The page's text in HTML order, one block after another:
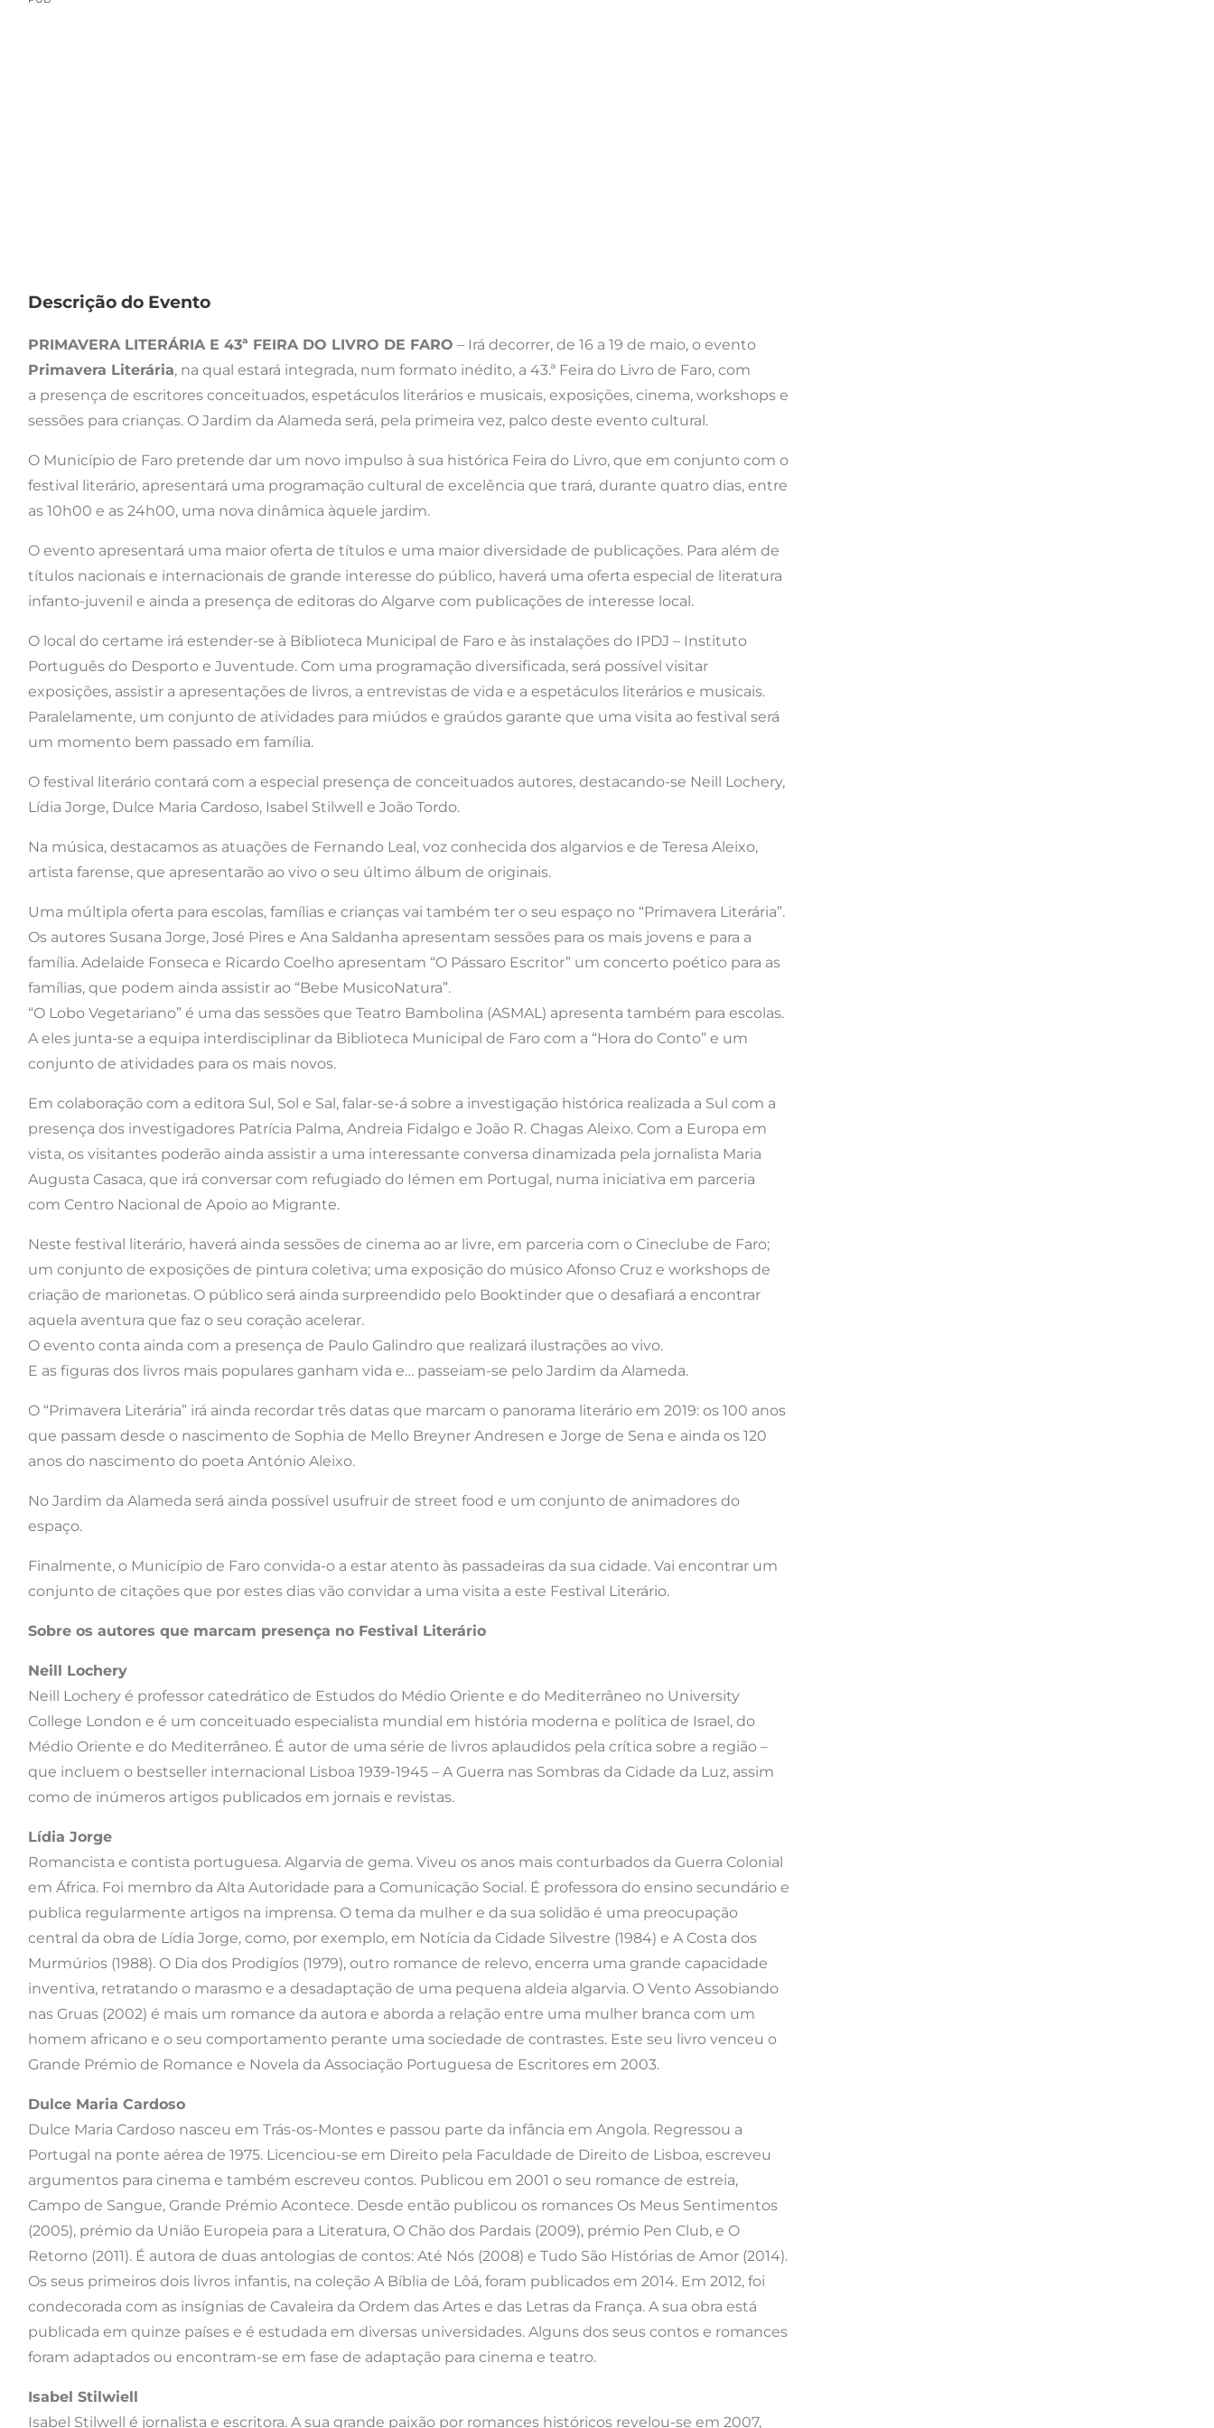
Descrição do Evento
PRIMAVERA LITERÁRIA E 43ª FEIRA DO LIVRO DE FARO – Irá decorrer, de 16 a 19 de maio, o evento
Primavera Literária, na qual estará integrada, num formato inédito, a 43.ª Feira do Livro de Faro, com
a presença de escritores conceituados, espetáculos literários e musicais, exposições, cinema, workshops e
sessões para crianças. O Jardim da Alameda será, pela primeira vez, palco deste evento cultural.
O Município de Faro pretende dar um novo impulso à sua histórica Feira do Livro, que em conjunto com o
festival literário, apresentará uma programação cultural de excelência que trará, durante quatro dias, entre
as 10h00 e as 24h00, uma nova dinâmica àquele jardim.
O evento apresentará uma maior oferta de títulos e uma maior diversidade de publicações. Para além de
títulos nacionais e internacionais de grande interesse do público, haverá uma oferta especial de literatura
infanto-juvenil e ainda a presença de editoras do Algarve com publicações de interesse local.
O local do certame irá estender-se à Biblioteca Municipal de Faro e às instalações do IPDJ – Instituto
Português do Desporto e Juventude. Com uma programação diversificada, será possível visitar
exposições, assistir a apresentações de livros, a entrevistas de vida e a espetáculos literários e musicais.
Paralelamente, um conjunto de atividades para miúdos e graúdos garante que uma visita ao festival será
um momento bem passado em família.
O festival literário contará com a especial presença de conceituados autores, destacando-se Neill Lochery,
Lídia Jorge, Dulce Maria Cardoso, Isabel Stilwell e João Tordo.
Na música, destacamos as atuações de Fernando Leal, voz conhecida dos algarvios e de Teresa Aleixo,
artista farense, que apresentarão ao vivo o seu último álbum de originais.
Uma múltipla oferta para escolas, famílias e crianças vai também ter o seu espaço no “Primavera Literária”.
Os autores Susana Jorge, José Pires e Ana Saldanha apresentam sessões para os mais jovens e para a
família. Adelaide Fonseca e Ricardo Coelho apresentam “O Pássaro Escritor” um concerto poético para as
famílias, que podem ainda assistir ao “Bebe MusicoNatura”.
“O Lobo Vegetariano” é uma das sessões que Teatro Bambolina (ASMAL) apresenta também para escolas.
A eles junta-se a equipa interdisciplinar da Biblioteca Municipal de Faro com a “Hora do Conto” e um
conjunto de atividades para os mais novos.
Em colaboração com a editora Sul, Sol e Sal, falar-se-á sobre a investigação histórica realizada a Sul com a
presença dos investigadores Patrícia Palma, Andreia Fidalgo e João R. Chagas Aleixo. Com a Europa em
vista, os visitantes poderão ainda assistir a uma interessante conversa dinamizada pela jornalista Maria
Augusta Casaca, que irá conversar com refugiado do Iémen em Portugal, numa iniciativa em parceria
com Centro Nacional de Apoio ao Migrante.
Neste festival literário, haverá ainda sessões de cinema ao ar livre, em parceria com o Cineclube de Faro;
um conjunto de exposições de pintura coletiva; uma exposição do músico Afonso Cruz e workshops de
criação de marionetas. O público será ainda surpreendido pelo Booktinder que o desafiará a encontrar
aquela aventura que faz o seu coração acelerar.
O evento conta ainda com a presença de Paulo Galindro que realizará ilustrações ao vivo.
E as figuras dos livros mais populares ganham vida e… passeiam-se pelo Jardim da Alameda.
O “Primavera Literária” irá ainda recordar três datas que marcam o panorama literário em 2019: os 100 anos
que passam desde o nascimento de Sophia de Mello Breyner Andresen e Jorge de Sena e ainda os 120
anos do nascimento do poeta António Aleixo.
No Jardim da Alameda será ainda possível usufruir de street food e um conjunto de animadores do
espaço.
Finalmente, o Município de Faro convida-o a estar atento às passadeiras da sua cidade. Vai encontrar um
conjunto de citações que por estes dias vão convidar a uma visita a este Festival Literário.
Sobre os autores que marcam presença no Festival Literário
Neill Lochery
Neill Lochery é professor catedrático de Estudos do Médio Oriente e do Mediterrâneo no University
College London e é um conceituado especialista mundial em história moderna e política de Israel, do
Médio Oriente e do Mediterrâneo. É autor de uma série de livros aplaudidos pela crítica sobre a região –
que incluem o bestseller internacional Lisboa 1939-1945 – A Guerra nas Sombras da Cidade da Luz, assim
como de inúmeros artigos publicados em jornais e revistas.
Lídia Jorge
Romancista e contista portuguesa. Algarvia de gema. Viveu os anos mais conturbados da Guerra Colonial
em África. Foi membro da Alta Autoridade para a Comunicação Social. É professora do ensino secundário e
publica regularmente artigos na imprensa. O tema da mulher e da sua solidão é uma preocupação
central da obra de Lídia Jorge, como, por exemplo, em Notícia da Cidade Silvestre (1984) e A Costa dos
Murmúrios (1988). O Dia dos Prodigíos (1979), outro romance de relevo, encerra uma grande capacidade
inventiva, retratando o marasmo e a desadaptação de uma pequena aldeia algarvia. O Vento Assobiando
nas Gruas (2002) é mais um romance da autora e aborda a relação entre uma mulher branca com um
homem africano e o seu comportamento perante uma sociedade de contrastes. Este seu livro venceu o
Grande Prémio de Romance e Novela da Associação Portuguesa de Escritores em 2003.
Dulce Maria Cardoso
Dulce Maria Cardoso nasceu em Trás-os-Montes e passou parte da infância em Angola. Regressou a
Portugal na ponte aérea de 1975. Licenciou-se em Direito pela Faculdade de Direito de Lisboa, escreveu
argumentos para cinema e também escreveu contos. Publicou em 2001 o seu romance de estreia,
Campo de Sangue, Grande Prémio Acontece. Desde então publicou os romances Os Meus Sentimentos
(2005), prémio da União Europeia para a Literatura, O Chão dos Pardais (2009), prémio Pen Club, e O
Retorno (2011). É autora de duas antologias de contos: Até Nós (2008) e Tudo São Histórias de Amor (2014).
Os seus primeiros dois livros infantis, na coleção A Bíblia de Lôá, foram publicados em 2014. Em 2012, foi
condecorada com as insígnias de Cavaleira da Ordem das Artes e das Letras da França. A sua obra está
publicada em quinze países e é estudada em diversas universidades. Alguns dos seus contos e romances
foram adaptados ou encontram-se em fase de adaptação para cinema e teatro.
Isabel Stilwiell
Isabel Stilwell é jornalista e escritora. A sua grande paixão por romances históricos revelou-se em 2007,